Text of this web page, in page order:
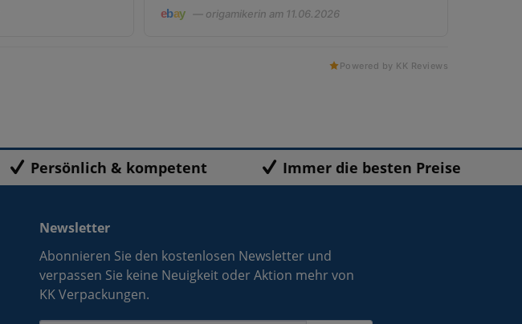
— origamikerin am 11.06.2026
Powered by KK Reviews
Persönlich & kompetent Immer die besten Preise
Newsletter
Abonnieren Sie den kostenlosen Newsletter und
verpassen Sie keine Neuigkeit oder Aktion mehr von
KK Verpackungen.